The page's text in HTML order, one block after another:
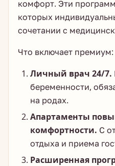
комфорт. Эти
которых
сочетании с
Что включает премиум:
Личный врач 24/7.
беременности,
на родах.
Апартаменты
комфортности. С
отдыха и приема
Расширенная